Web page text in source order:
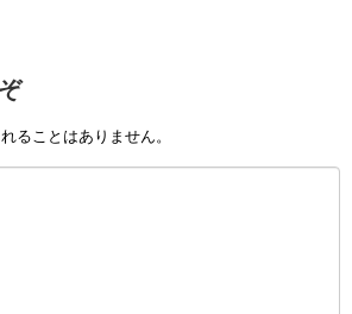
ることはありません。